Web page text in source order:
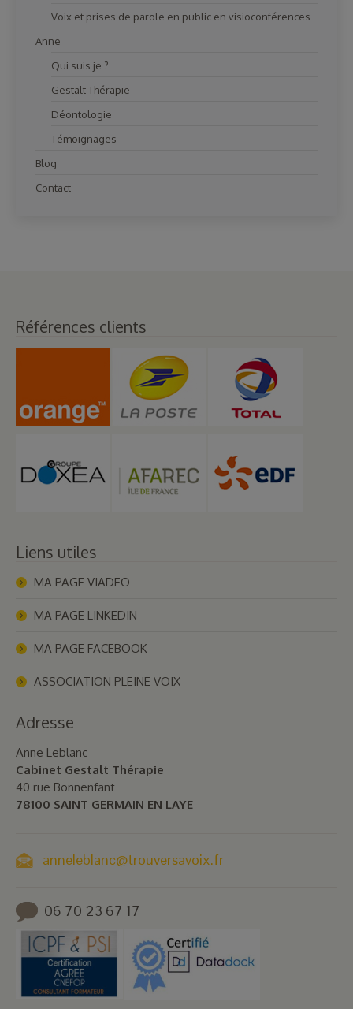
Voix et prises de parole en public en visioconférences
Anne
Qui suis je ?
Gestalt Thérapie
Déontologie
Témoignages
Blog
Contact
Références clients
Liens utiles
MA PAGE VIADEO
MA PAGE LINKEDIN
MA PAGE FACEBOOK
ASSOCIATION PLEINE VOIX
Adresse
Anne Leblanc
Cabinet Gestalt Thérapie
40 rue Bonnenfant
78100 SAINT GERMAIN EN LAYE
anneleblanc@trouversavoix.fr
06 70 23 67 17